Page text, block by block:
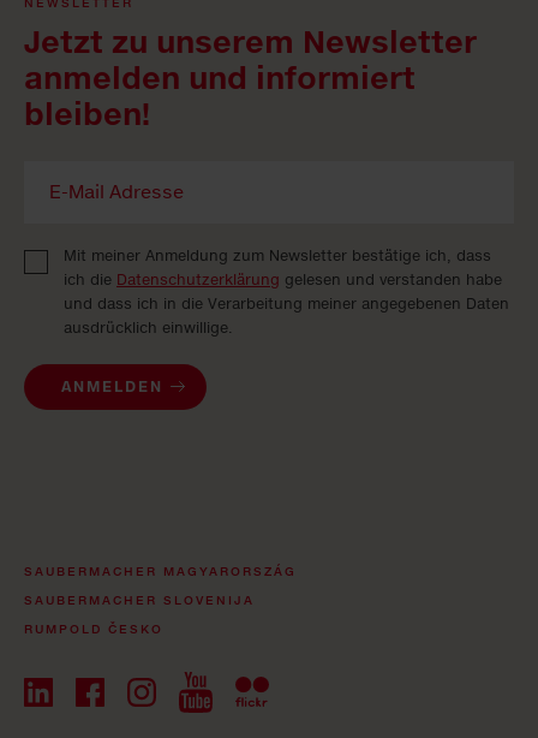
Jetzt zu unserem Newsletter
anmelden und informiert
bleiben!
Mit meiner Anmeldung zum Newsletter bestätige ich, dass
ich die Datenschutzerklärung gelesen und verstanden habe
und dass ich in die Verarbeitung meiner angegebenen Daten
ausdrücklich einwillige.
ANMELDEN
SAUBERMACHER MAGYARORSZÁG
SAUBERMACHER SLOVENIJA
RUMPOLD ČESKO